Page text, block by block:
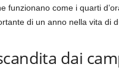
funzionano come i quarti
di un anno nella vita di
dai